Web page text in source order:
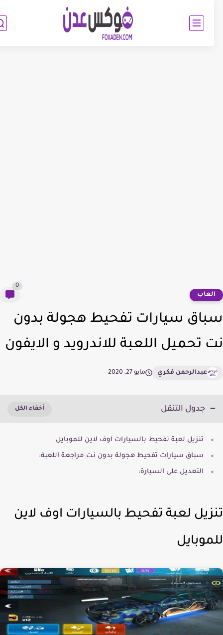
سيارات تفحيط هجولة بدون
تحميل اللعبة للاندرويد و الايفون
عبدالرحمن فكري مايو 27, 2020
جدول التنقل
تنزيل لعبة تفحيط بالسيارات اوف لاين للموبايل
سباق سيارات تفحيط هجولة بدون نت مراجعة اللعبة:
التعديل على السيارة:
لعبة تفحيط بالسيارات اوف لاين